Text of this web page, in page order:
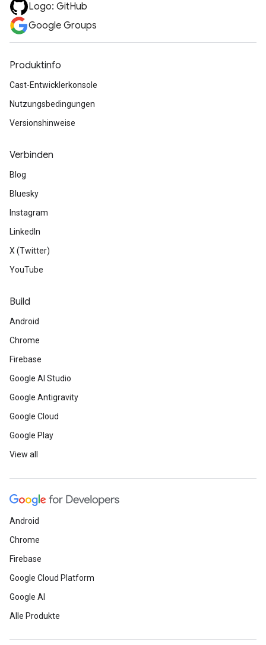
Logo: GitHub
Google Groups
Produktinfo
Cast-Entwicklerkonsole
Nutzungsbedingungen
Versionshinweise
Verbinden
Blog
Bluesky
Instagram
LinkedIn
X (Twitter)
YouTube
Build
Android
Chrome
Firebase
Google AI Studio
Google Antigravity
Google Cloud
Google Play
View all
Android
Chrome
Firebase
Google Cloud Platform
Google AI
Alle Produkte